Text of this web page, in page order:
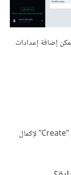
إضافة إعدادات
بعد الانتهاء من ضبط الإعدادات يتم الضغط على زر "Create" لإكمال